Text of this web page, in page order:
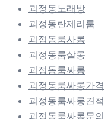
괴정동노래방
괴정동란제리룸
괴정동룸사롱
괴정동룸살롱
괴정동룸싸롱
괴정동룸싸롱가격
괴정동룸싸롱견적
괴정동룸싸롱문의